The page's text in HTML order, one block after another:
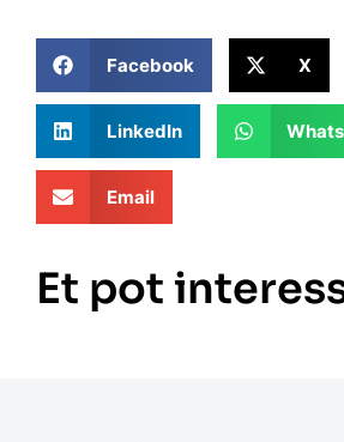
Facebook X
LinkedIn
Email
Et pot